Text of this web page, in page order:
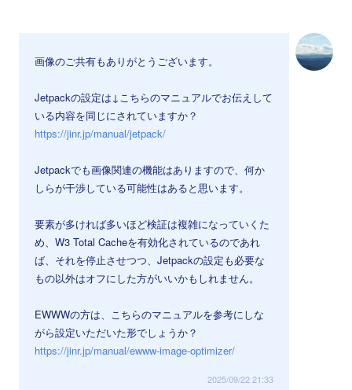
画像のご共有もありがとうございます。
Jetpackの設定は↓こちらのマニュアルでお伝えして
いる内容を同じにされていますか？
https://jinr.jp/manual/jetpack/
Jetpackでも画像関連の機能はありますので、何か
しらが干渉している可能性はあると思います。
要素が多ければ多いほど検証は複雑になっていくた
め、W3 Total Cacheを有効化されているのであれ
ば、それを停止させつつ、Jetpackの設定も必要な
もの以外はオフにした方がいいかもしれません。
EWWWの方は、こちらのマニュアルを参考にしな
がら設定いただいた形でしょうか？
https://jinr.jp/manual/ewww-image-optimizer/
2025/09/22 21:33